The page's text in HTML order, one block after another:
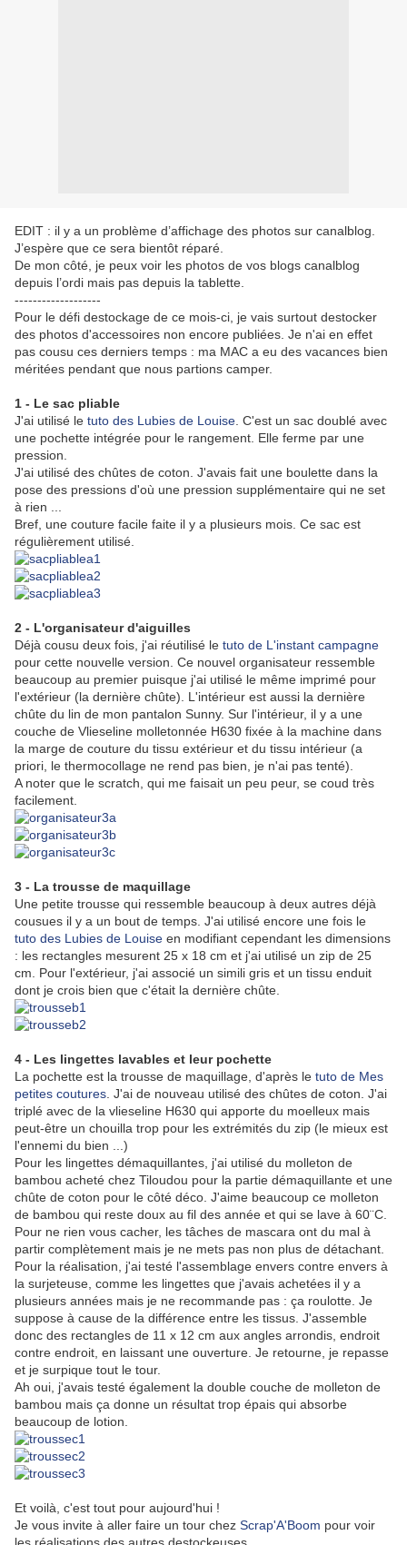
EDIT : il y a un problème d’affichage des photos sur canalblog.
J’espère que ce sera bientôt réparé.
De mon côté, je peux voir les photos de vos blogs canalblog
depuis l’ordi mais pas depuis la tablette.
-------------------
Pour le défi destockage de ce mois-ci, je vais surtout destocker
des photos d'accessoires non encore publiées. Je n'ai en effet
pas cousu ces derniers temps : ma MAC a eu des vacances bien
méritées pendant que nous partions camper.
1 - Le sac pliable
J'ai utilisé le tuto des Lubies de Louise . C'est un sac doublé avec
une pochette intégrée pour le rangement. Elle ferme par une
pression.
J'ai utilisé des chûtes de coton. J'avais fait une boulette dans la
pose des pressions d'où une pression supplémentaire qui ne set
à rien ...
Bref, une couture facile faite il y a plusieurs mois. Ce sac est
régulièrement utilisé.
2 - L'organisateur d'aiguilles
Déjà cousu deux fois, j'ai réutilisé le tuto de L'instant campagne
pour cette nouvelle version. Ce nouvel organisateur ressemble
beaucoup au premier puisque j'ai utilisé le même imprimé pour
l'extérieur (la dernière chûte). L'intérieur est aussi la dernière
chûte du lin de mon pantalon Sunny. Sur l'intérieur, il y a une
couche de Vlieseline molletonnée H630 fixée à la machine dans
la marge de couture du tissu extérieur et du tissu intérieur (a
priori, le thermocollage ne rend pas bien, je n'ai pas tenté).
A noter que le scratch, qui me faisait un peu peur, se coud très
facilement.
3 - La trousse de maquillage
Une petite trousse qui ressemble beaucoup à deux autres déjà
cousues il y a un bout de temps. J'ai utilisé encore une fois le
tuto des Lubies de Louise en modifiant cependant les dimensions
: les rectangles mesurent 25 x 18 cm et j'ai utilisé un zip de 25
cm. Pour l'extérieur, j'ai associé un simili gris et un tissu enduit
dont je crois bien que c'était la dernière chûte.
4 - Les lingettes lavables et leur pochette
La pochette est la trousse de maquillage, d'après le tuto de Mes
petites coutures . J'ai de nouveau utilisé des chûtes de coton. J'ai
triplé avec de la vlieseline H630 qui apporte du moelleux mais
peut-être un chouilla trop pour les extrémités du zip (le mieux est
l'ennemi du bien ...)
Pour les lingettes démaquillantes, j'ai utilisé du molleton de
bambou acheté chez Tiloudou pour la partie démaquillante et une
chûte de coton pour le côté déco. J'aime beaucoup ce molleton
de bambou qui reste doux au fil des année et qui se lave à 60¨C.
Pour ne rien vous cacher, les tâches de mascara ont du mal à
partir complètement mais je ne mets pas non plus de détachant.
Pour la réalisation, j'ai testé l'assemblage envers contre envers à
la surjeteuse, comme les lingettes que j'avais achetées il y a
plusieurs années mais je ne recommande pas : ça roulotte. Je
suppose à cause de la différence entre les tissus. J'assemble
donc des rectangles de 11 x 12 cm aux angles arrondis, endroit
contre endroit, en laissant une ouverture. Je retourne, je repasse
et je surpique tout le tour.
Ah oui, j'avais testé également la double couche de molleton de
bambou mais ça donne un résultat trop épais qui absorbe
beaucoup de lotion.
Et voilà, c'est tout pour aujourd'hui !
Je vous invite à aller faire un tour chez Scrap'A'Boom pour voir